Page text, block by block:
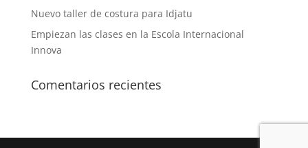
Nuevo taller de costura para Idjatu
Empiezan las clases en la Escola Internacional
Innova
Comentarios recientes